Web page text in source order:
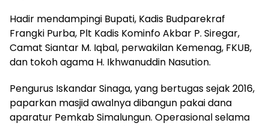
Hadir mendampingi Bupati, Kadis Budparekraf
Frangki Purba, Plt Kadis Kominfo Akbar P. Siregar,
Camat Siantar M. Iqbal, perwakilan Kemenag, FKUB,
dan tokoh agama H. Ikhwanuddin Nasution.
Pengurus Iskandar Sinaga, yang bertugas sejak 2016,
paparkan masjid awalnya dibangun pakai dana
aparatur Pemkab Simalungun. Operasional selama